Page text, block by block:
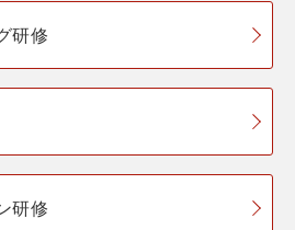
研修
研修